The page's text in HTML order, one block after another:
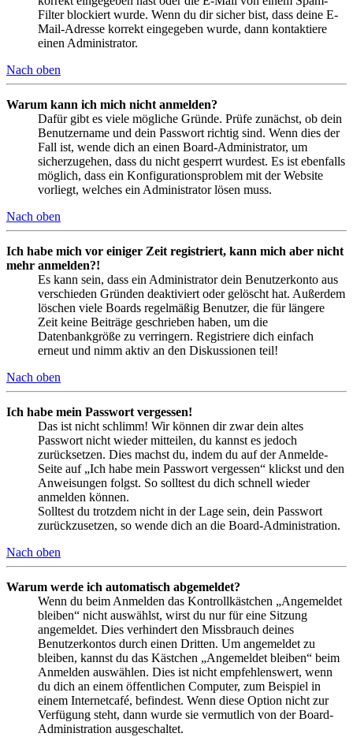
Filter blockiert wurde. Wenn du dir sicher bist, dass deine E-
Mail-Adresse korrekt eingegeben wurde, dann kontaktiere
einen Administrator.
Nach oben
Warum kann ich mich nicht anmelden?
Dafür gibt es viele mögliche Gründe. Prüfe zunächst, ob dein
Benutzername und dein Passwort richtig sind. Wenn dies der
Fall ist, wende dich an einen Board-Administrator, um
sicherzugehen, dass du nicht gesperrt wurdest. Es ist ebenfalls
möglich, dass ein Konfigurationsproblem mit der Website
vorliegt, welches ein Administrator lösen muss.
Nach oben
Ich habe mich vor einiger Zeit registriert, kann mich aber nicht
mehr anmelden?!
Es kann sein, dass ein Administrator dein Benutzerkonto aus
verschieden Gründen deaktiviert oder gelöscht hat. Außerdem
löschen viele Boards regelmäßig Benutzer, die für längere
Zeit keine Beiträge geschrieben haben, um die
Datenbankgröße zu verringern. Registriere dich einfach
erneut und nimm aktiv an den Diskussionen teil!
Nach oben
Ich habe mein Passwort vergessen!
Das ist nicht schlimm! Wir können dir zwar dein altes
Passwort nicht wieder mitteilen, du kannst es jedoch
zurücksetzen. Dies machst du, indem du auf der Anmelde-
Seite auf „Ich habe mein Passwort vergessen“ klickst und den
Anweisungen folgst. So solltest du dich schnell wieder
anmelden können.
Solltest du trotzdem nicht in der Lage sein, dein Passwort
zurückzusetzen, so wende dich an die Board-Administration.
Nach oben
Warum werde ich automatisch abgemeldet?
Wenn du beim Anmelden das Kontrollkästchen „Angemeldet
bleiben“ nicht auswählst, wirst du nur für eine Sitzung
angemeldet. Dies verhindert den Missbrauch deines
Benutzerkontos durch einen Dritten. Um angemeldet zu
bleiben, kannst du das Kästchen „Angemeldet bleiben“ beim
Anmelden auswählen. Dies ist nicht empfehlenswert, wenn
du dich an einem öffentlichen Computer, zum Beispiel in
einem Internetcafé, befindest. Wenn diese Option nicht zur
Verfügung steht, dann wurde sie vermutlich von der Board-
Administration ausgeschaltet.